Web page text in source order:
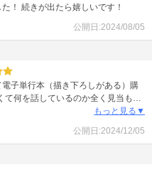
！ 続きが出たら嬉しいです！
公開日:2024/08/05
子単行本（描き下ろしがある）購
て何を話しているのか全く見当もつ
ったニンゲン。 こんなところにいら
ん信頼関係ができてくるところや
くのが魅力かな。 私は小動物を飼
過ごすのって怖いんだろうな」
に動いたらびっくりするよね」と
もっと見る▼
公開日:2024/12/05